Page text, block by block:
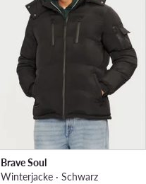
Brave Soul
Winterjacke · Schwarz